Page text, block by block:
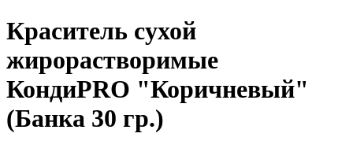
Краситель сухой
жирорастворимые
КондиPRO "Коричневый"
(Банка 30 гр.)